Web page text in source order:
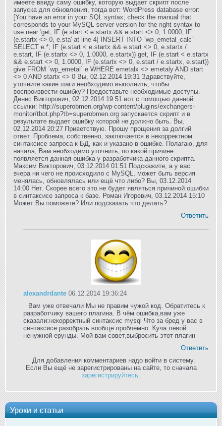
Уроки и статьи
имеете ввиду саму ошибку, которую выдает скрипт после
запуска для обновления, тогда вот: WordPress database error:
[You have an error in your SQL syntax; check the manual that
corresponds to your MySQL server version for the right syntax to
use near 'get, IF (e.start < e.startx && e.start <> 0, 1.0000, IF
(e.startx <> 0, e.sta' at line 4] INSERT INTO `wp_emetal_calc`
SELECT e.*, IF (e.start < e.startx && e.start <> 0, e.startx /
e.start, IF (e.startx <> 0, 1.0000, e.startx)) get, IF (e.start < e.startx
&& e.start <> 0, 1.0000, IF (e.startx <> 0, e.start / e.startx, e.start))
give FROM `wp_emetal` e WHERE emetalx <> emetaly AND start
<> 0 AND startx <> 0 Вы, 02.12.2014 19:31 Здравствуйте,
уточните какие шаги необходимо выполнить, чтобы
воспроизвести ошибку? Предоставьте необходимые доступы.
Денис Викторович, 02.12.2014 19:51 вот с помощью данной
ссылки: http://superobmen.org/wp-content/plugins/exchangers-
monitor/tbot.php?tb=superobmen.org запускается скрипт и в
результате выдает ошибку которой не должно быть. Вы,
02.12.2014 20:27 Приветствую. Прошу прощения за долгий
ответ. Проблема, собственно, заключается в некорректном
синтаксисе запроса к БД, как и указано в ошибке. Полагаю, для
начала, Вам необходимо уточнить, по какой причине
появляется данная ошибка у разработчика данного скрипта.
Максим Викторович, 03.12.2014 01:51 Подскажите, а у вас
вчера ни чего не происходило с MySQL, может быть версия
менялась, обновлялась или ещё что либо? Вы, 03.12.2014
14:00 Нет. Скорее всего это не будет являться причиной ошибки
в синтаксисе запроса к базе. Роман Игоревич, 03.12.2014 15:10
Может Вы поможете? Или подсказать что делать?
Ответить
alexandrdante 06.12.2014 19:36:24
Вам уже отвечали Мы не правим чужой код. Обратитесь к
разработчику вашего плагина. В чём ошибка,вам уже
сказали:некорректный синтаксис mysql Что за бред у вас в
синтаксисе разобрать вообще проблемно. Куча левой
ненужной ерунды. Мой вам совет,выбросить этот плагин
Ответить
Для добавления комментариев надо войти в систему.
Если Вы ещё не зарегистрированы на сайте, то сначала
зарегистрируйтесь.